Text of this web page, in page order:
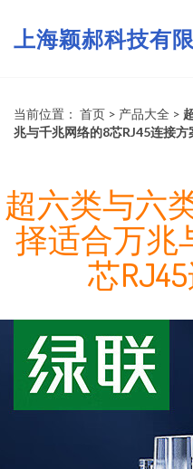
上海颖郝科技有
当前位置： 首页 > 产品大全 >
兆与千兆网络的8芯RJ45连接方
超六类与六
择适合万兆
芯